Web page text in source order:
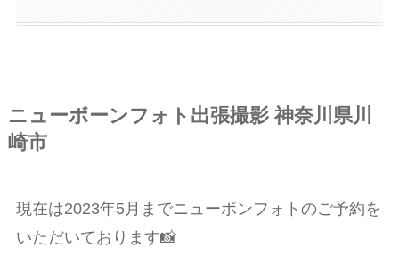
ニューボーンフォト出張撮影 神奈川県川
崎市
現在は2023年5月までニューボンフォトのご予約を
いただいております📸